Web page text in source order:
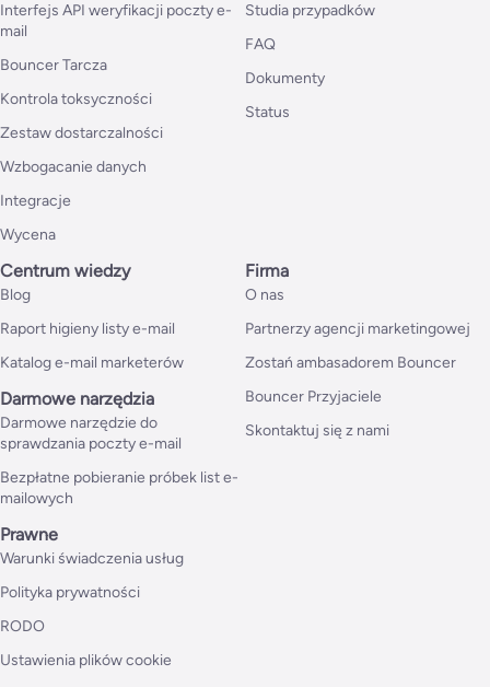
Interfejs API weryfikacji poczty e-
mail
Bouncer Tarcza
Kontrola toksyczności
Zestaw dostarczalności
Wzbogacanie danych
Integracje
Wycena
Studia przypadków
FAQ
Dokumenty
Status
Centrum wiedzy
Blog
Raport higieny listy e-mail
Katalog e-mail marketerów
Darmowe narzędzia
Darmowe narzędzie do
sprawdzania poczty e-mail
Bezpłatne pobieranie próbek list e-
mailowych
Firma
O nas
Partnerzy agencji marketingowej
Zostań ambasadorem Bouncer
Bouncer Przyjaciele
Skontaktuj się z nami
Prawne
Warunki świadczenia usług
Polityka prywatności
RODO
Ustawienia plików cookie